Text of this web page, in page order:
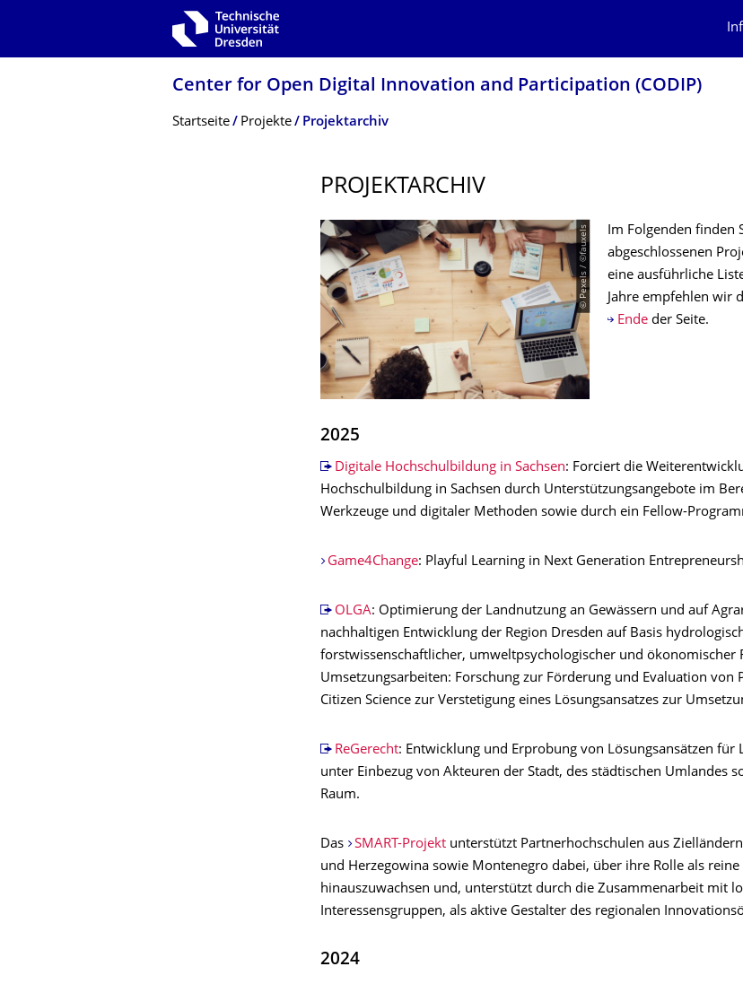
Zur Hauptnavigation springen
Center for Open Digital Innovation and Participation (CODIP)
Breadcrumb-Menü
Startseite Projekte Projektarchiv
PROJEKTARCHIV
© Pexels / ©fauxels
Im Folgenden finden
abgeschlossenen
eine ausführliche
Jahre empfehlen wir
Endeder Seite.
2025
Digitale Hochschulbildung in Sachsen: Forciert die
Hochschulbildung in Sachsen durch Unterstützungsangebote im
Werkzeuge und digitaler Methoden sowie durch ein Fellow-
Game4Change: Playful Learning in Next Generation
OLGA: Optimierung der Landnutzung an Gewässern und auf
nachhaltigen Entwicklung der Region Dresden auf Basis
forstwissenschaftlicher, umweltpsychologischer und ökonomischer
Umsetzungsarbeiten: Forschung zur Förderung und Evaluation von
Citizen Science zur Verstetigung eines Lösungsansatzes zur
ReGerecht: Entwicklung und Erprobung von Lösungsansätzen für
unter Einbezug von Akteuren der Stadt, des städtischen Umlandes
Raum.
Das SMART-Projektunterstützt Partnerhochschulen aus
und Herzegowina sowie Montenegro dabei, über ihre Rolle als
hinauszuwachsen und, unterstützt durch die Zusammenarbeit mit
Interessensgruppen, als aktive Gestalter des regionalen
2024